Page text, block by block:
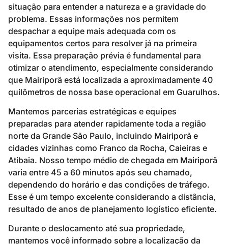
situação para entender a natureza e a gravidade do
problema. Essas informações nos permitem
despachar a equipe mais adequada com os
equipamentos certos para resolver já na primeira
visita. Essa preparação prévia é fundamental para
otimizar o atendimento, especialmente considerando
que Mairiporã está localizada a aproximadamente 40
quilômetros de nossa base operacional em Guarulhos.
Mantemos parcerias estratégicas e equipes
preparadas para atender rapidamente toda a região
norte da Grande São Paulo, incluindo Mairiporã e
cidades vizinhas como Franco da Rocha, Caieiras e
Atibaia. Nosso tempo médio de chegada em Mairiporã
varia entre 45 a 60 minutos após seu chamado,
dependendo do horário e das condições de tráfego.
Esse é um tempo excelente considerando a distância,
resultado de anos de planejamento logístico eficiente.
Durante o deslocamento até sua propriedade,
mantemos você informado sobre a localização da